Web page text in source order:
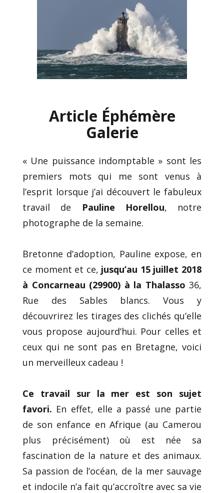
Article Éphémère
Galerie
« Une puissance indomptable » sont les
premiers mots qui me sont venus à
l’esprit lorsque j’ai découvert le fabuleux
travail de
Pauline Horellou, notre
photographe de la semaine.
Bretonne d’adoption, Pauline expose, en
ce moment et ce, jusqu’au 15 juillet 2018
à Concarneau (29900) à la Thalasso 36,
Rue des Sables blancs. Vous y
découvrirez les tirages des clichés qu’elle
vous propose aujourd’hui. Pour celles et
ceux qui ne sont pas en Bretagne, voici
un merveilleux cadeau !
Ce travail sur la mer est son sujet
favori. En effet, elle a passé une partie
de son enfance en Afrique (au Camerou
plus précisément) où est née sa
fascination de la nature et des animaux.
Sa passion de l’océan, de la mer sauvage
et indocile n’a fait qu’accroître avec sa vie